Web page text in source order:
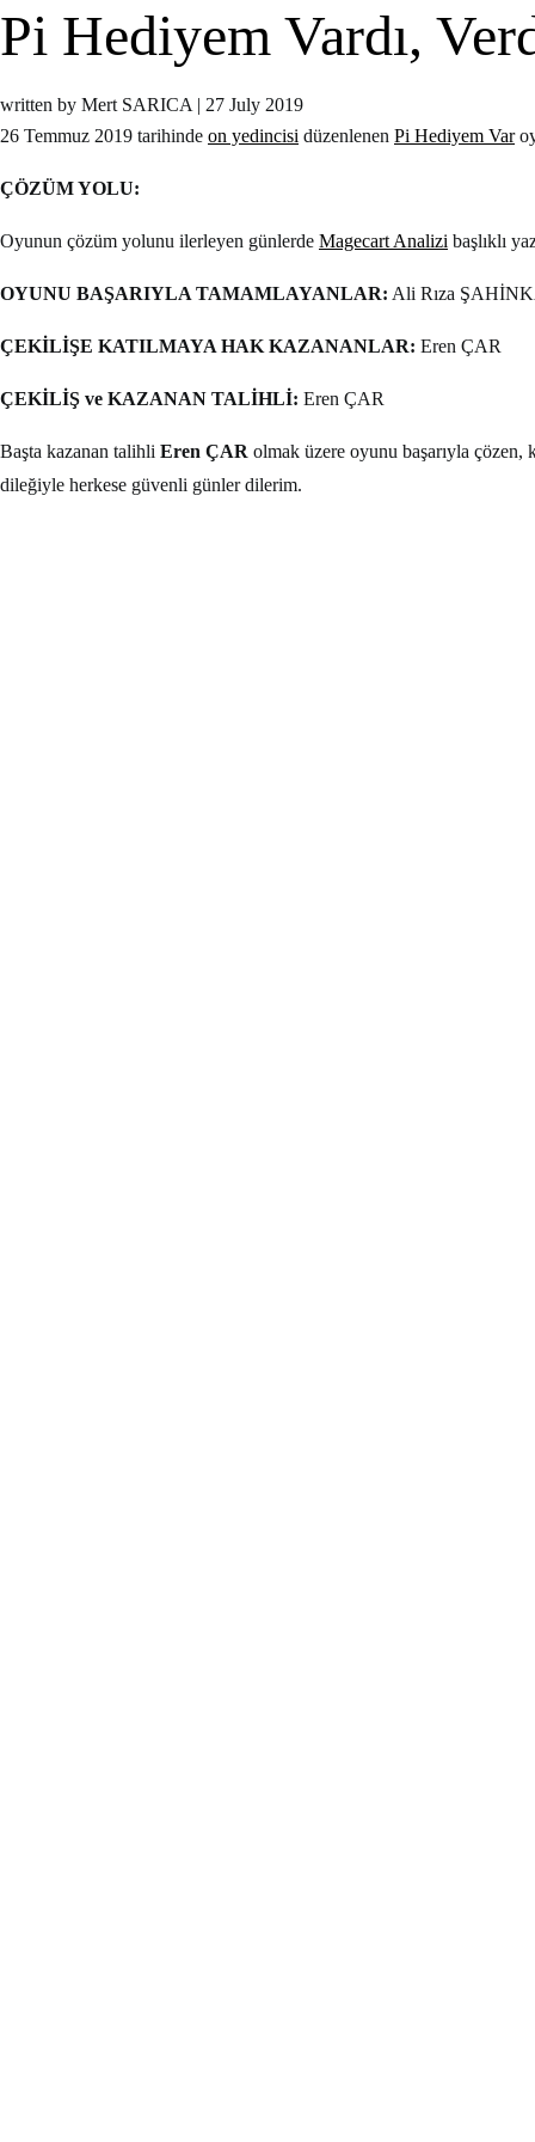
Pi Hediyem Vardı,
written by Mert SARICA | 27 July 2019
26 Temmuz 2019 tarihinde on yedincisi düzenlenen Pi Hediyem Var
ÇÖZÜM YOLU:
Oyunun çözüm yolunu ilerleyen günlerde Magecart Analizi başlıklı
OYUNU BAŞARIYLA TAMAMLAYANLAR: Ali Rıza
ÇEKİLİŞE KATILMAYA HAK KAZANANLAR: Eren ÇAR
ÇEKİLİŞ ve KAZANAN TALİHLİ: Eren ÇAR
Başta kazanan talihli Eren ÇAR olmak üzere oyunu başarıyla çözen,
dileğiyle herkese güvenli günler dilerim.